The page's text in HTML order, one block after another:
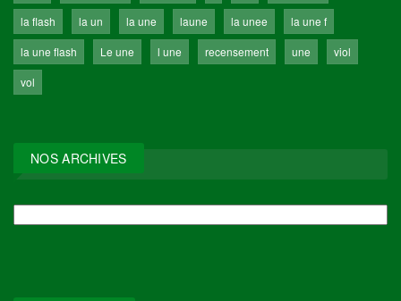
la flash
la un la une laune la unee
la une f
la une flash
Le une l une recensement une
viol
vol
NOS ARCHIVES